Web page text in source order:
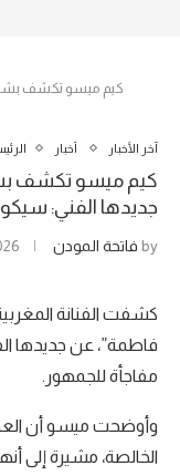
كيم ميسو تكشف
آخر الأخبار أخبار
كيم ميسو تكشف
جديدها الفني:
by فاتحة المودن
كشفت الفنانة
فاطمة”، عن جديدها
مفاجأة للجمهور.
وأوضحت ميسو أن
الخالصة، مشيرة إلى